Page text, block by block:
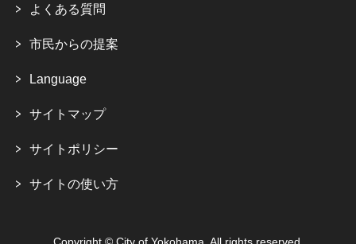
よくある質問
市民からの提案
Language
サイトマップ
サイトポリシー
サイトの使い方
Copyright © City of Yokohama. All rights reserved.